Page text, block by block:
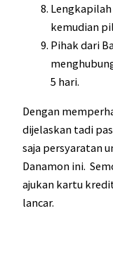
kemudian
Pihak dari
5 hari.
Dengan
dijelaskan tadi
saja persyaratan
Danamon ini.
ajukan kartu
lancar.